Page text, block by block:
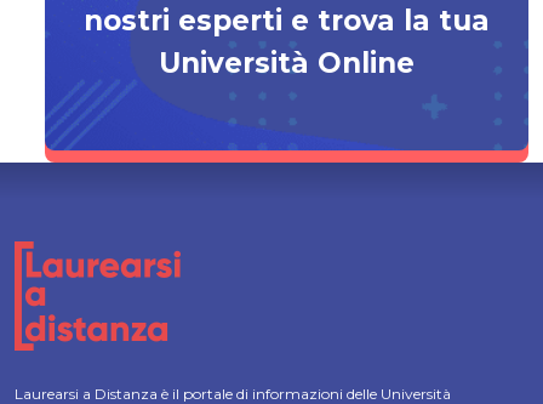
nostri esperti e trova la tua
Università Online
Laurearsi a Distanza è il portale di informazioni delle Università